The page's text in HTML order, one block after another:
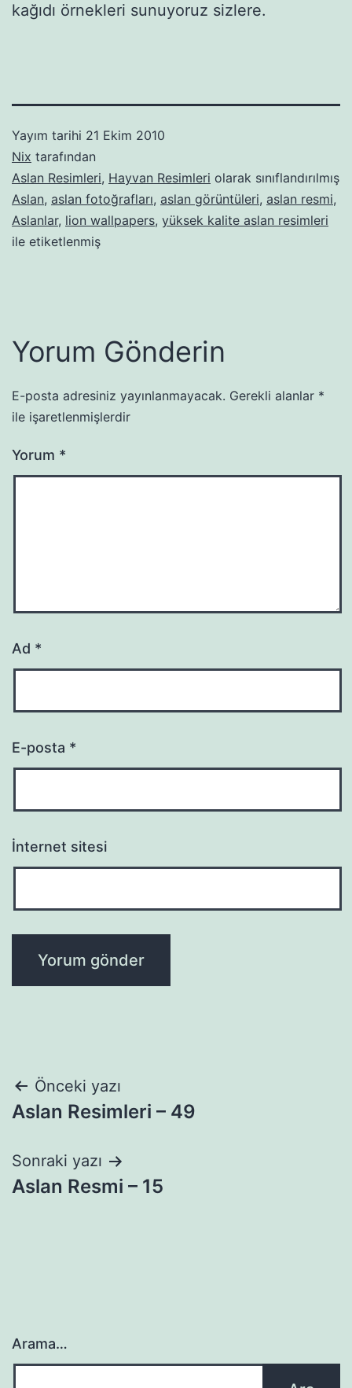
kağıdı örnekleri sunuyoruz sizlere.
Yayım tarihi 21 Ekim 2010
Nix tarafından
Aslan Resimleri, Hayvan Resimleri olarak sınıflandırılmış
Aslan, aslan fotoğrafları, aslan görüntüleri, aslan resmi,
Aslanlar, lion wallpapers, yüksek kalite aslan resimleri
ile etiketlenmiş
Yorum Gönderin
E-posta adresiniz yayınlanmayacak. Gerekli alanlar *
ile işaretlenmişlerdir
Yorum *
Ad *
E-posta *
İnternet sitesi
Yazı
gezinmesi
Önceki yazı
Aslan Resimleri – 49
Sonraki yazı
Aslan Resmi – 15
Arama…